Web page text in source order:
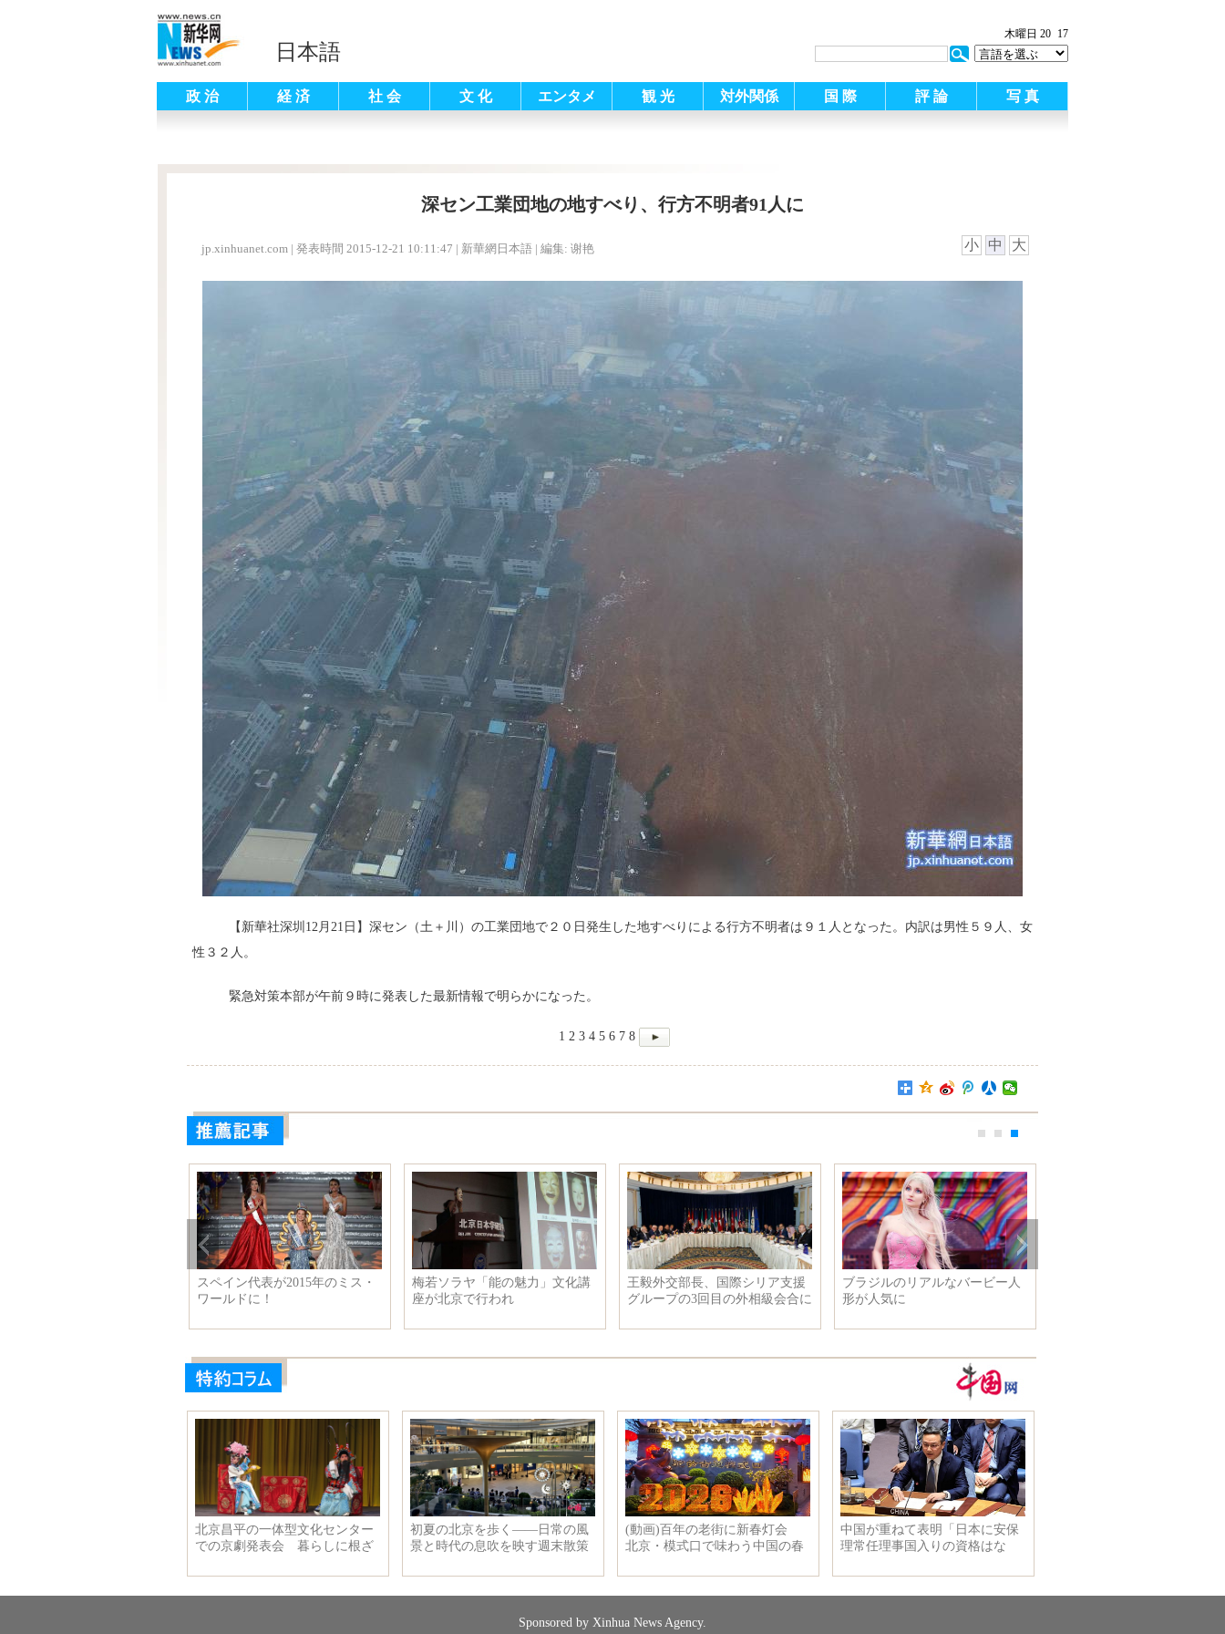
日本語
木曜日 20 17
政 治 経 済 社 会 文 化 エンタメ 観 光 対外関係 国 際 評 論 写 真
深セン工業団地の地すべり、行方不明者91人に
jp.xinhuanet.com | 発表時間 2015-12-21 10:11:47 | 新華網日本語 | 編集: 谢艳 小 中 大
【新華社深圳12月21日】深セン（土＋川）の工業団地で２０日発生した地すべりによる行方不明者は９１人となった。内訳は男性５９人、女
性３２人。
緊急対策本部が午前９時に発表した最新情報で明らかになった。
1 2 3 4 5 6 7 8
スペイン代表が2015年のミス・
ワールドに！
梅若ソラヤ「能の魅力」文化講
座が北京で行われ
王毅外交部長、国際シリア支援
グループの3回目の外相級会合に
ブラジルのリアルなバービー人
形が人気に
Sponsored by Xinhua News Agency.